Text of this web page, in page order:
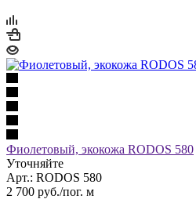
Фиолетовый, экокожа RODOS 580
Уточняйте
Арт.: RODOS 580
2 700 руб./пог. м